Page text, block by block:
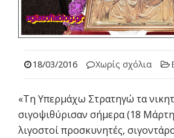
18/03/2016 Χωρίς σχόλια
«Τη Υπερμάχω Στρατηγώ τα
σιγοψιθύρισαν σήμερα (18
λιγοστοί προσκυνητές,